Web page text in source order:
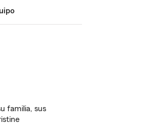
familia, sus